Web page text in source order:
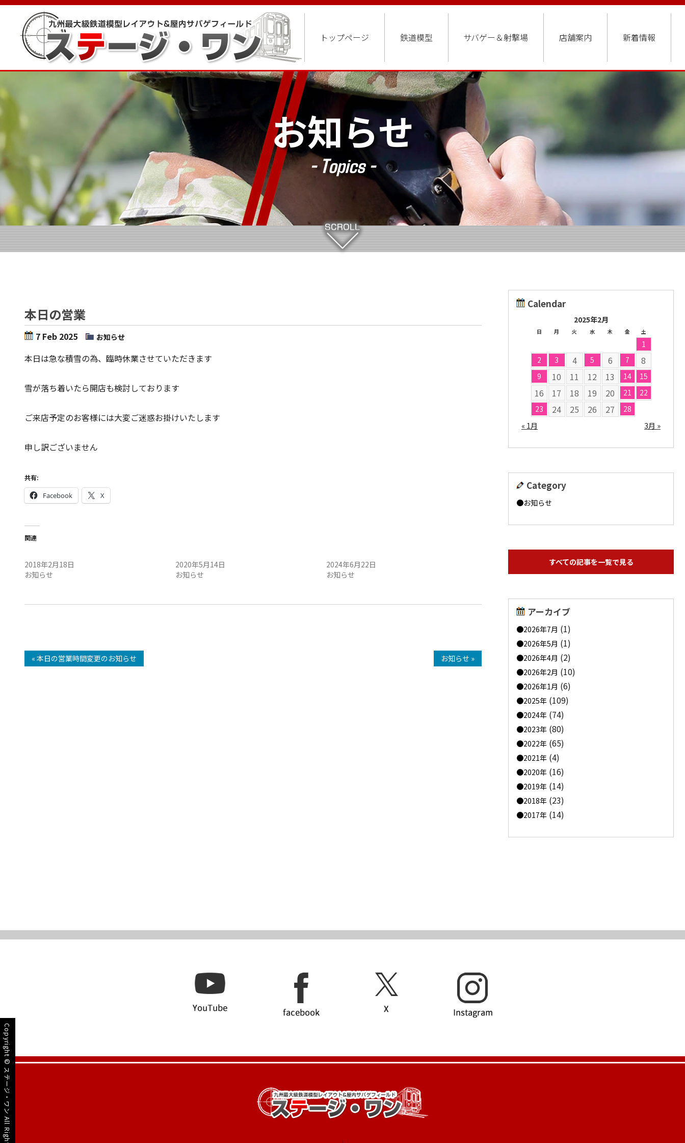
トップページ 鉄道模型 サバゲー＆射撃場 店舗案内 新着情報
お知らせ
- Topics -
本日の営業
7 Feb 2025 お知らせ
本日は急な積雪の為、臨時休業させていただきます
雪が落ち着いたら開店も検討しております
ご来店予定のお客様には大変ご迷惑お掛けいたします
申し訳ございません
共有:
Facebook X
関連
2018年2月18日
お知らせ
2020年5月14日
お知らせ
2024年6月22日
お知らせ
« 本日の営業時間変更のお知らせ お知らせ »
Calendar
2025年2月
日 月 火 水 木 金 土
1
2
3 4 5 6 7 8
9 10 11 12 13 14 15
16 17 18 19 20 21
22
23
24 25 26 27
28
« 1月
3月 »
Category
お知らせ
すべての記事を一覧で見る
アーカイブ
2026年7月 (1)
2026年5月 (1)
2026年4月 (2)
2026年2月 (10)
2026年1月 (6)
2025年 (109)
2024年 (74)
2023年 (80)
2022年 (65)
2021年 (4)
2020年 (16)
2019年 (14)
2018年 (23)
2017年 (14)
Copyright ©
ステージ・ワン